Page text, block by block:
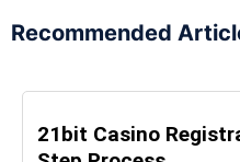
Recommended
21bit Casino